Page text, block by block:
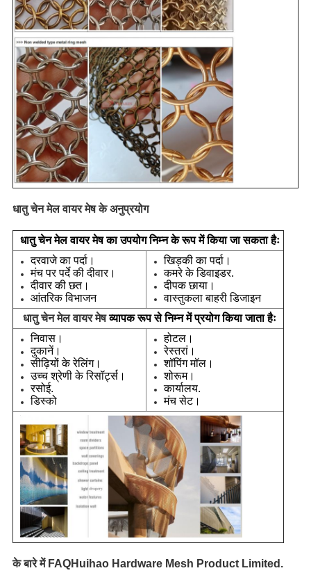
धातु चेन मेल वायर मेष के अनुप्रयोग
धातु चेन मेल वायर मेष का उपयोग निम्न के रूप में किया जा सकता हैः
दरवाजे का पर्दा।
मंच पर पर्दे की दीवार।
दीवार की छत।
आंतरिक विभाजन
खिड़की का पर्दा।
कमरे के डिवाइडर.
दीपक छाया।
वास्तुकला बाहरी डिजाइन
धातु चेन मेल वायर मेष व्यापक रूप से निम्न में प्रयोग किया जाता हैः
निवास।
दुकानें।
सीढ़ियों के रेलिंग।
उच्च श्रेणी के रिसॉर्ट्स।
रसोई.
डिस्को
होटल।
रेस्तरां।
शॉपिंग मॉल।
शोरूम।
कार्यालय.
मंच सेट।
के बारे में FAQHuihao Hardware Mesh Product Limited.